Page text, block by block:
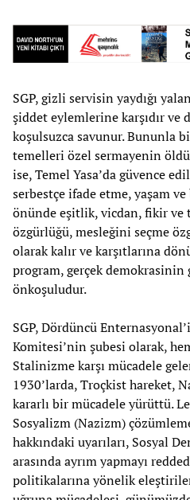
SGP, gizli servisin yaydığı
şiddet eylemlerine karşıdır ve
koşulsuzca savunur. Bununla
temelleri özel sermayenin
ise, Temel Yasa’da güvence
serbestçe ifade etme, yaşam
önünde eşitlik, vicdan, fikir ve
özgürlüğü, mesleğini seçme
olarak kalır ve karşıtlarına
program, gerçek demokrasinin
önkoşuludur.
SGP, Dördüncü
Komitesi’nin şubesi olarak,
Stalinizme karşı mücadele
1930’larda, Troçkist hareket,
kararlı bir mücadele yürüttü.
Sosyalizm (Nazizm)
hakkındaki uyarıları, Sosyal
arasında ayrım yapmayı
politikalarına yönelik